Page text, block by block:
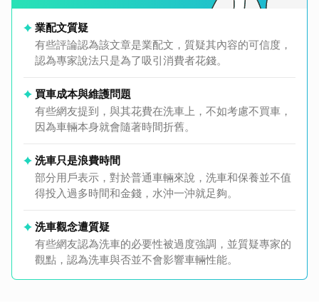
業配文質疑
有些評論認為該文章是業配文，質疑其內容的可信度，
認為專家說法只是為了吸引消費者花錢。
買車成本與維護問題
有些網友提到，與其花費在洗車上，不如考慮不買車，
因為車輛本身就會隨著時間折舊。
洗車只是浪費時間
部分用戶表示，對於普通車輛來說，洗車和保養並不值
得投入過多時間和金錢，水沖一沖就足夠。
洗車觀念遭質疑
有些網友認為洗車的必要性被過度強調，並質疑專家的
觀點，認為洗車與否並不會影響車輛性能。